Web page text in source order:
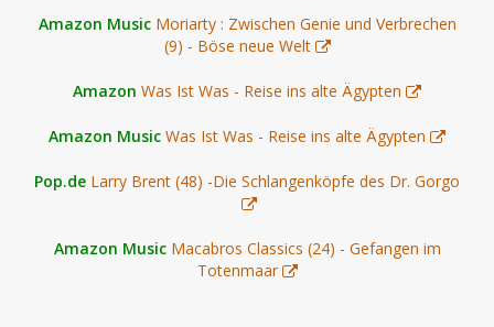
Amazon Music Moriarty : Zwischen Genie und Verbrechen
(9) - Böse neue Welt
Amazon Was Ist Was - Reise ins alte Ägypten
Amazon Music Was Ist Was - Reise ins alte Ägypten
Pop.de Larry Brent (48) -Die Schlangenköpfe des Dr. Gorgo
Amazon Music Macabros Classics (24) - Gefangen im
Totenmaar